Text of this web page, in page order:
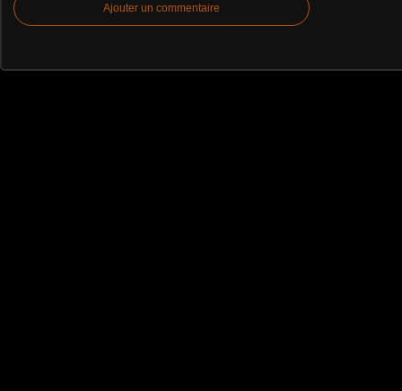
Ajouter un commentaire